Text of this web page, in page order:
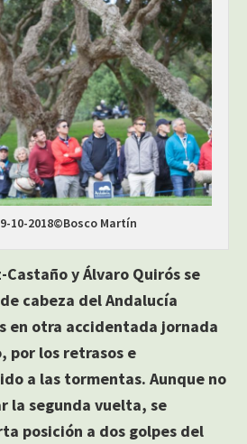
10-2018©Bosco Martín
y Álvaro Quirós se
cabeza del Andalucía
en otra accidentada jornada
por los retrasos e
a las tormentas. Aunque no
la segunda vuelta, se
posición a dos golpes del